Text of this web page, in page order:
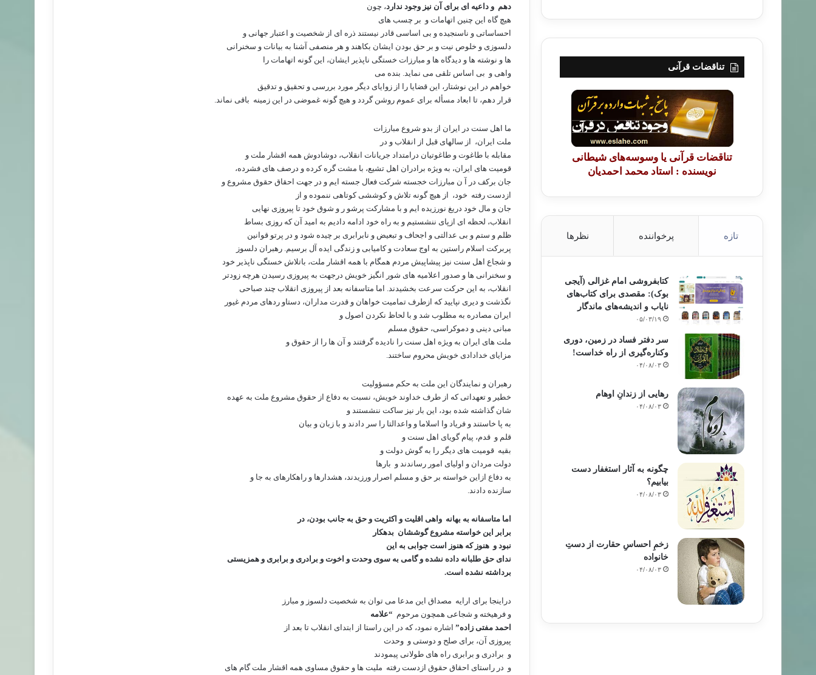
دهم و داعیه ای برای آن نیز وجود ندارد، چون
هیچ گاه این چنین اتهامات و بر چسب های
احساساتی و ناسنجیده و بی اساسی قادر نیستند ذره ای از شخصیت و اعتبار جهانی و
دلسوزی و خلوص نیت و بر حق بودن ایشان بکاهند و هر منصفی آشنا به بیانات و سخنرانی
ها و نوشته ها و دیدگاه ها و مبارزات خستگی ناپذیر ایشان، این گونه اتهامات را
واهی و بی اساس تلقی می نماید. بنده می
خواهم در این نوشتار، این قضایا را از زوایای دیگر مورد بررسی و تحقیق و تدقیق
قرار دهم، تا ابعاد مسأله برای عموم روشن گردد و هیچ گونه غموضی در این زمینه باقی نماند.
ما اهل سنت در ایران از بدو شروع مبارزات
ملت ایران،
از سالهای قبل از انقلاب و در
مقابله با طاغوت و طاغوتیان درامتداد جریانات انقلاب، دوشادوش همه اقشار ملت و
قومیت های ایران، به ویژه برادران اهل تشیع، با مشت گره کرده و درصف های فشرده،
جان برکف در آ ن مبارزات خجسته شرکت فعال جسته ایم و در جهت احقاق حقوق مشروع و
ازدست رفته خود،
از هیچ گونه تلاش و کوششی کوتاهی ننموده و از
جان و مال خود دریغ نورزیده ایم و با مشارکت پرشو ر و شوق خود تا پیروزی نهایی
انقلاب، لحظه ای ازپای ننشستیم و به راه خود ادامه دادیم به امید آن که روزی بساط
ظلم و ستم و بی عدالتی و اجحاف و تبعیض و نابرابری بر چیده شود و در پرتو قوانین
پربرکت اسلام راستین به اوج سعادت و کامیابی و زندگی ایده آل برسیم. رهبران دلسوز
و شجاع اهل سنت نیز پیشاپیش مردم همگام با همه اقشار ملت، باتلاش خستگی ناپذیر خود
و سخنرانی ها و صدور اعلامیه های شور انگیز خویش درجهت به پیروزی رسیدن هرچه زودتر
انقلاب، به این حرکت سرعت بخشیدند. اما متاسفانه بعد از پیروزی انقلاب چند صباحی
نگذشت و دیری نپایید که ازطرف تمامیت خواهان و قدرت مداران، دستاو ردهای مردم غیور
ایران مصادره به مطلوب شد و با لحاظ نکردن اصول و
مبانی دینی و دموکراسی، حقوق مسلم
ملت های ایران به ویژه اهل سنت را نادیده گرفتند و آن ها را از حقوق و
مزایای خدادادی خویش محروم ساختند.
رهبران و نمایندگان این ملت به حکم مسؤولیت
خطیر و تعهداتی که از طرف خداوند خویش، نسبت به دفاع از حقوق مشروع ملت به عهده
شان گذاشته شده بود، این بار نیز ساکت ننشستند و
به پا خاستند و فریاد وا اسلاما و واعدالتا را سر دادند و با زبان و بیان
قلم و قدم، پیام گویای اهل سنت و
بقیه قومیت های دیگر را به گوش دولت و
دولت مردان و اولیای امور رساندند و بارها
به دفاع ازاین خواسته بر حق و مسلم اصرار ورزیدند، هشدارها و راهکارهای به جا و
سازنده دادند.
اما متاسفانه به بهانه واهی اقلیت و اکثریت و حق به جانب بودن، در
برابر این خواسته مشروع گوششان بدهکار
نبود و هنوز که هنوز است جوابی به این
ندای حق طلبانه داده نشده و گامی به سوی وحدت و اخوت و برادری و برابری و همزیستی
برداشته نشده است.
دراینجا برای ارایه مصداق این مدعا می توان به شخصیت دلسوز و مبارز
و فرهیخته و شجاعی همچون مرحوم “علامه
احمد مفتی زاده” اشاره نمود، که در این راستا از ابتدای انقلاب تا بعد از
پیروزی آن، برای صلح و دوستی و وحدت
و برادری و برابری راه های طولانی پیمودند
و در راستای احقاق حقوق ازدست رفته ملیت ها و حقوق مساوی همه اقشار ملت گام های
تناقضات قرآنی
تناقضات قرآنی یا وسوسه‌های شیطانی
نویسنده : استاد محمد احمدیان
تازه پرخواننده نظرها
کتابفروشی امام غزالی (آیجی
بوک): مقصدی برای کتاب‌های
نایاب و اندیشه‌های ماندگار
۰۵/۰۳/۱۹
سر دفتر فساد در زمین‌، دوری
وکناره‌گیری از راه خداست‌!
۰۴/۰۸/۰۳
رهایی از زندانِ اوهام
۰۴/۰۸/۰۳
چگونه به آثار استغفار دست
بیابیم؟
۰۴/۰۸/۰۳
زخمِ احساسِ حقارت از دستِ
خانواده
۰۴/۰۸/۰۳